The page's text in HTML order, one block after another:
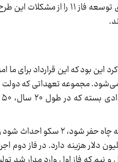
توتال با قطر و عدم مشارکت وزارت نفت با
بود که این قرارداد برای ما
انجام شود. در واقع بخش اول اجرا ۲ میلیارد و ۹۷۴ میلیون